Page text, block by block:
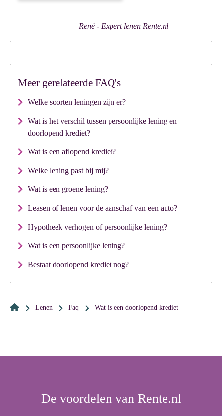
Meer gerelateerde FAQ's
Welke soorten leningen zijn er?
Wat is het verschil tussen persoonlijke lening en
doorlopend krediet?
Wat is een aflopend krediet?
Welke lening past bij mij?
Wat is een groene lening?
Leasen of lenen voor de aanschaf van een auto?
Hypotheek verhogen of persoonlijke lening?
Wat is een persoonlijke lening?
Bestaat doorlopend krediet nog?
Lenen Faq wat is een doorlopend krediet
De voordelen van Rente.nl